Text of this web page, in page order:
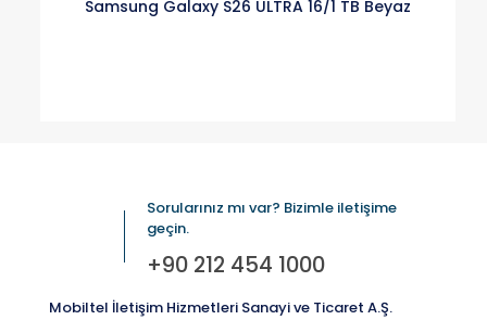
Samsung Galaxy S26 ULTRA 16/1 TB Beyaz
Sorularınız mı var? Bizimle iletişime
geçin.
+90 212 454 1000
Mobiltel İletişim Hizmetleri Sanayi ve Ticaret A.Ş.